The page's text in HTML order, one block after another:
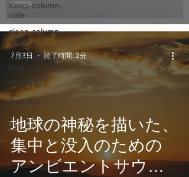
sleep-column-
cafe
sleep-column-
short
sleep-column-
long
平沼有梨
Release
話題の528Hzソルフェ
ジオ作品『Silver
Linen Note』7月3日配
信開始
地球の神秘を描いた、
集中と没入のための
アンビエントサウン
7月3日 読了時間: 2分